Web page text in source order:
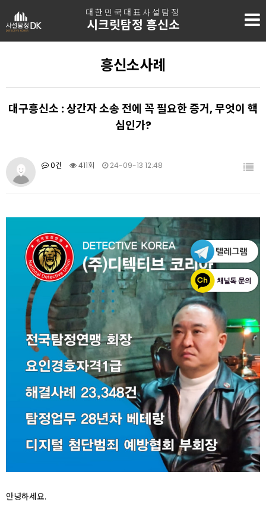
대한민국대표사설탐정
시크릿탐정 흥신소
흥신소사례
대구흥신소 : 상간자 소송 전에 꼭 필요한 증거, 무엇이 핵
심인가?
0건 411회 24-09-13 12:48
안녕하세요.